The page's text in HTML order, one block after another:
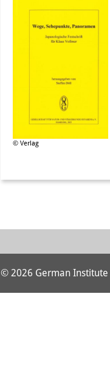
© Verlag
© 2026 German Institute